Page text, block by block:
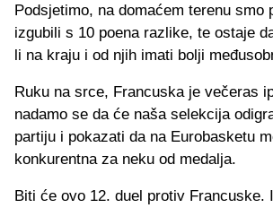
Podsjetimo, na domaćem terenu smo
izgubili s 10 poena razlike, te ostaje
li na kraju i od njih imati bolji
Ruku na srce, Francuska je večeras
nadamo se da će naša selekcija
partiju i pokazati da na Eurobasketu
konkurentna za neku od medalja.
Biti će ovo 12. duel protiv Francuske.